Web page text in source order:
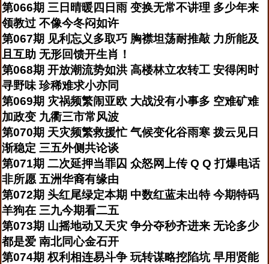
第066期 三日晴暖四日雨 变换无常不讲理 多少年来
领教过 不像今冬闷如许
第067期 见利忘义多取巧 胸襟坦荡耐推敲 力所能及
且互助 无形回馈开生肖！
第068期 开放潮流势如洪 高楼林立农转工 安得闲时
寻野味 珍稀难求小亦同
第069期 灾祸频繁闹亚欧 大战没有小事多 空难矿难
加政变 九衢三市常风波
第070期 天灾频繁救援忙 气候变化谷雨寒 拨云见日
渐稳定 三五外侧共论谈
第071期 二次延押当罪囚 众怒网上传 Q Q 打爆电话
非所愿 五洲华裔有缘由
第072期 头红尾绿定本期 中数红蓝未出特 今期特码
羊狗在 三九今期看二五
第073期 山摇地动又天灾 争分夺秒齐进来 无论多少
都是爱 南北同心金石开
第074期 权利相连易斗争 玩转谋略挖陷坑 早用贤能